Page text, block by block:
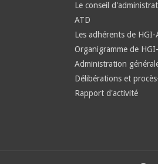
Le conseil
ATD
Les adhérents de HGI-
Organigramme de
Administration
Délibérations et
Rapport d'activité